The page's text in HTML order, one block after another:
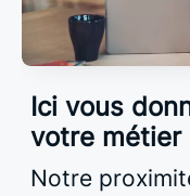
Ici vous
votre métier
Notre